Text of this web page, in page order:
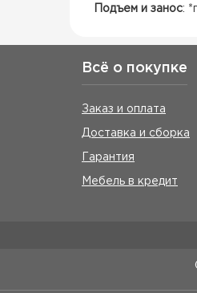
Подъем и занос:
Всё о покупке
Заказ и оплата
Доставка и сборка
Гарантия
Мебель в кредит